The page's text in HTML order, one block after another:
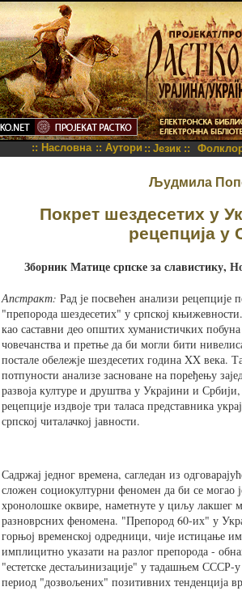
:: Насловна :: Аутори :: Језик ::
Људмила
Покрет шездесетих у
рецепција у
Зборник Матице српске за славистику,
Апстракт: Рад је посвећен анализи рецепције
"препорода шездесетих" у српској
као саставни део општих хуманистичких
човечанства и претње да би могли бити
постале обележје шездесетих година XX века.
потпуности анализе засноване на поређењу
развоја културе и друштва у Украјини и
рецепције издвоје три таласа представника
српској читалачкој јавности.
Садржај једног времена, сагледан из
сложен социокултурни феномен да би се могао
хронолошке оквире, наметнуте у циљу лакшег
разноврсних феномена. "Препород 60-их" у
горњој временској одредници, чије истицање
имплицитно указати на разлог препорода -
"естетске дестаљинизације" у тадашњем СССР-
период "дозвољених" позитивних тенденција